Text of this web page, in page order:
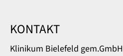
KONTAKT
Klinikum Bielefeld gem.GmbH